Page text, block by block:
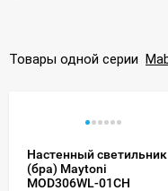
Товары одной серии
Настенный светильник
(бра) Maytoni
MOD306WL-01CH